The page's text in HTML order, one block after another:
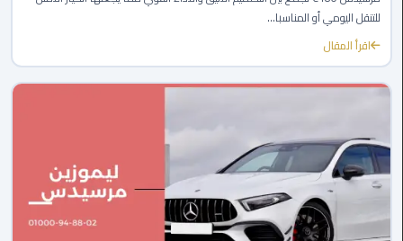
ليموزين
العاصمة
ليموزين
تاكسى
ليموزين
للتنقل اليومي أو المناسبا...
اقرأ المقال